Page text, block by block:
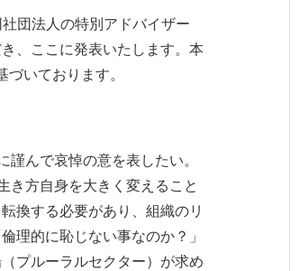
団法人の特別アドバイザー
、ここに発表いたします。本
いております。
んで哀悼の意を表したい。
き方自身を大きく変えること
換する必要があり、組織のリ
理的に恥じない事なのか？」
プルーラルセクター）が求め